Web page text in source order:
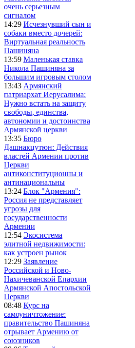
очень серьезным
сигналом
14:29 Исчезнувший сын и
собаки вместо дочерей:
Виртуальная реальность
Пашиняна
13:59 Маленькая ставка
Никола Пашиняна за
большим игровым столом
13:43 Армянский
патриархат Иерусалима:
Нужно встать на защиту
свободы, единства,
автономии и достоинства
Армянской церкви
13:35 Бюро
Дашнакцутюн: Действия
властей Армении против
Церкви
антиконституционны и
антинациональны
13:24 Блок "Армения":
Россия не представляет
угрозы для
государственности
Армении
12:54 Экосистема
элитной недвижимости:
как устроен рынок
12:29 Заявление
Российской и Ново-
Нахичеванской Епархии
Армянской Апостольской
Церкви
08:48 Курс на
самоуничтожение:
правительство Пашиняна
отрывает Армению от
союзников